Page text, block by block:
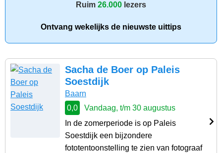
Ruim 26.000 lezers
Ontvang wekelijks de nieuwste uittips
Sacha de Boer op Paleis
Soestdijk
Baarn
0,0
Vandaag, t/m 30 augustus
In de zomerperiode is op Paleis
Soestdijk een bijzondere
fototentoonstelling te zien van fotograaf